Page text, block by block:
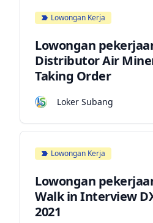
Lowongan Kerja
Lowongan
Distributor Air
Taking Order
Loker Subang
Lowongan Kerja
Lowongan
Walk in Interview
2021